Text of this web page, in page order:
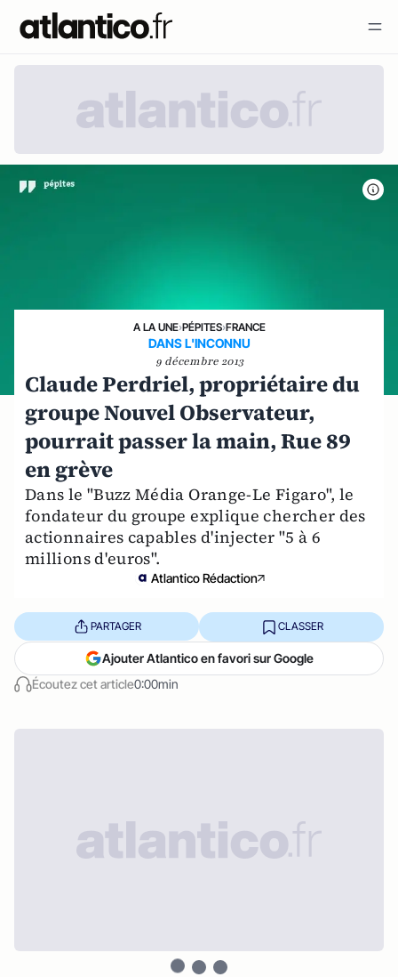
A LA UNE›PÉPITES›FRANCE
DANS L'INCONNU
9 décembre 2013
Claude Perdriel, propriétaire du
groupe Nouvel Observateur,
pourrait passer la main, Rue 89
en grève
Dans le "Buzz Média Orange-Le Figaro", le
fondateur du groupe explique chercher des
actionnaires capables d'injecter "5 à 6
millions d'euros".
Atlantico Rédaction
Écoutez cet article0:00min
PARTAGER CLASSER
Ajouter Atlantico en favori sur Google